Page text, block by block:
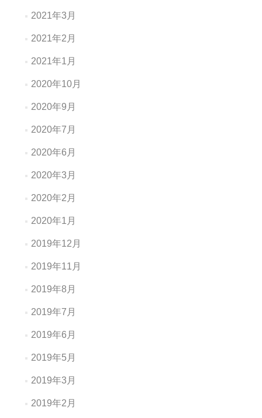
2021年3月
2021年2月
2021年1月
2020年10月
2020年9月
2020年7月
2020年6月
2020年3月
2020年2月
2020年1月
2019年12月
2019年11月
2019年8月
2019年7月
2019年6月
2019年5月
2019年3月
2019年2月